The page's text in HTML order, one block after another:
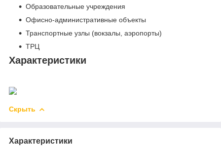
Образовательные учреждения
Офисно-административные объекты
Транспортные узлы (вокзалы, аэропорты)
ТРЦ
Характеристики
Скрыть
Характеристики